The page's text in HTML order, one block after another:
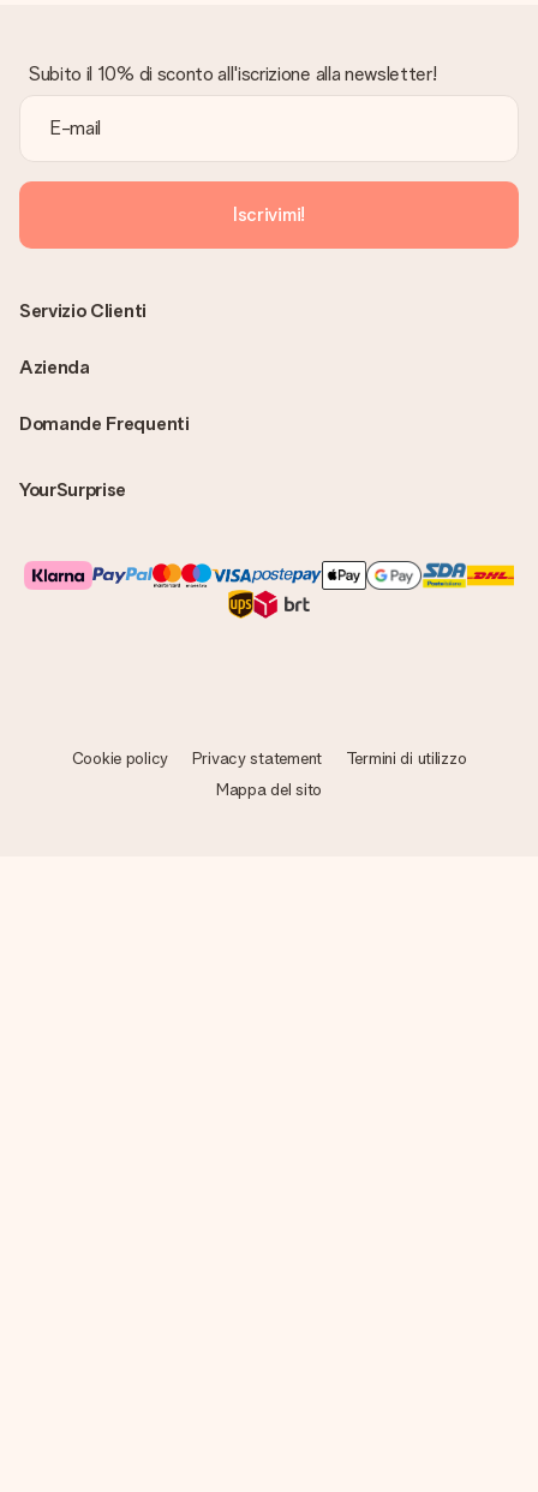
Subito il 10% di sconto all'iscrizione alla newsletter!
Iscrivimi!
Domande Frequenti
YourSurprise
Servizio Clienti
Azienda
Cookie policy Privacy statement
Termini di utilizzo
Mappa del sito